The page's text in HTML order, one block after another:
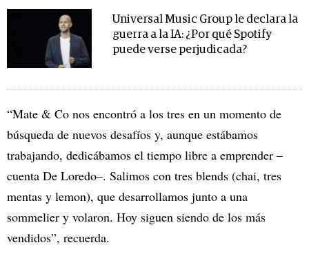
Universal Music Group le declara la
guerra a la IA: ¿Por qué Spotify
puede verse perjudicada?
“Mate & Co nos encontró a los tres en un momento de
búsqueda de nuevos desafíos y, aunque estábamos
trabajando, dedicábamos el tiempo libre a emprender –
cuenta De Loredo–. Salimos con tres blends (chai, tres
mentas y lemon), que desarrollamos junto a una
sommelier y volaron. Hoy siguen siendo de los más
vendidos”, recuerda.